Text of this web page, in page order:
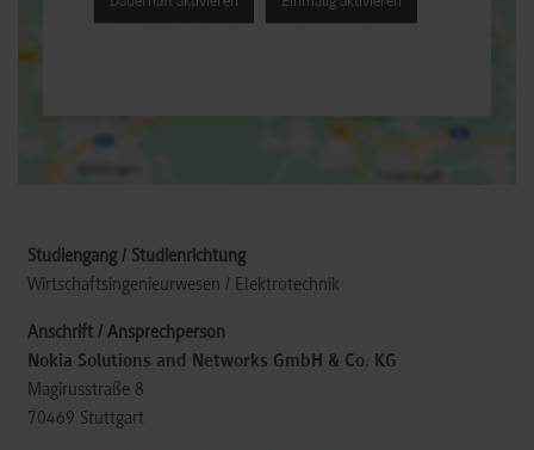
Wirtschaftsingenieurwesen / Elektrotechnik
Nokia Solutions and Networks GmbH & Co. KG
Magirusstraße 8
70469 Stuttgart